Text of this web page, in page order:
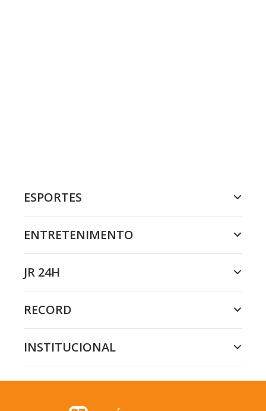
ESPORTES
ENTRETENIMENTO
JR 24H
RECORD
INSTITUCIONAL